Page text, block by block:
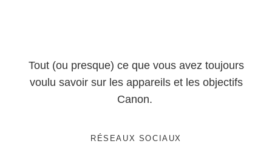
Tout (ou presque) ce que vous avez toujours
voulu savoir sur les appareils et les objectifs
Canon.
RÉSEAUX SOCIAUX